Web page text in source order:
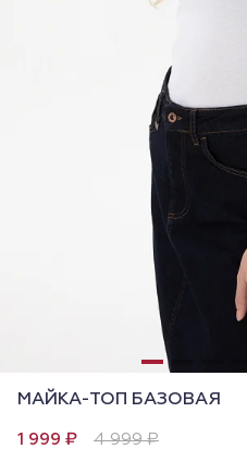
МАЙКА-ТОП БАЗОВАЯ
1 999 ₽ 4 999 ₽